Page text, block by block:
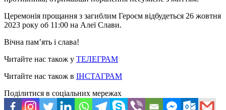
Церемонія прощання з загиблим Героєм відбудеться 26 жовтня
2023 року об 11:00 на Алеї Слави.
Вічна пам’ять і слава!
Читайте нас також у ТЕЛЕГРАМ
Читайте нас також в ІНСТАГРАМ
Поділитися в соціальних мережах